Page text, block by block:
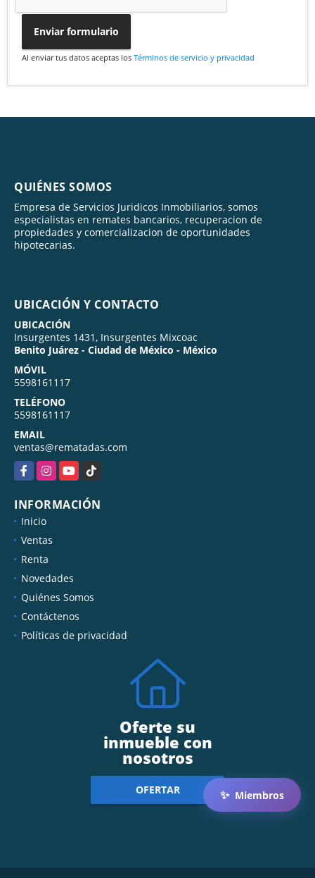
✨ Miembros
Enviar formulario
Al enviar tus datos aceptas los Términos de servicio y privacidad
QUIÉNES SOMOS
Empresa de Servicios Juridicos Inmobiliarios, somos
especialistas en remates bancarios, recuperacion de
propiedades y comercializacion de oportunidades
hipotecarias.
UBICACIÓN Y CONTACTO
UBICACIÓN
Insurgentes 1431, Insurgentes Mixcoac
Benito Juárez - Ciudad de México - México
MÓVIL
5598161117
TELÉFONO
5598161117
EMAIL
ventas@rematadas.com
FacebookInstagramYouTubeTikTok
INFORMACIÓN
Inicio
Ventas
Renta
Novedades
Quiénes Somos
Contáctenos
Políticas de privacidad
Oferte su
inmueble con
nosotros
OFERTAR